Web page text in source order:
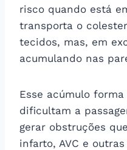
risco quando está
transporta o
tecidos, mas, em
acumulando nas
Esse acúmulo
dificultam a
gerar obstruções
infarto, AVC e